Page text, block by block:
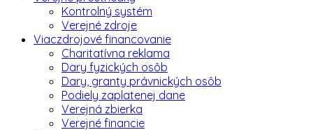
Kontrolný systém
Verejné zdroje
Viaczdrojové financovanie
Charitatívna reklama
Dary fyzických osôb
Dary, granty právnických osôb
Podiely zaplatenej dane
Verejná zbierka
Verejné financie